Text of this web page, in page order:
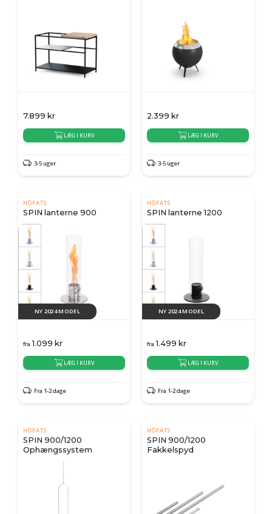
7.899 kr
LÆG I KURV
3-5 uger
2.399 kr
LÆG I KURV
3-5 uger
HÖFATS
SPIN lanterne 900
NY 2024 MODEL
fra 1.099 kr
LÆG I KURV
Fra 1-2 dage
HÖFATS
SPIN lanterne 1200
NY 2024 MODEL
fra 1.499 kr
LÆG I KURV
Fra 1-2 dage
HÖFATS
SPIN 900/1200
Ophængssystem
HÖFATS
SPIN 900/1200
Fakkelspyd